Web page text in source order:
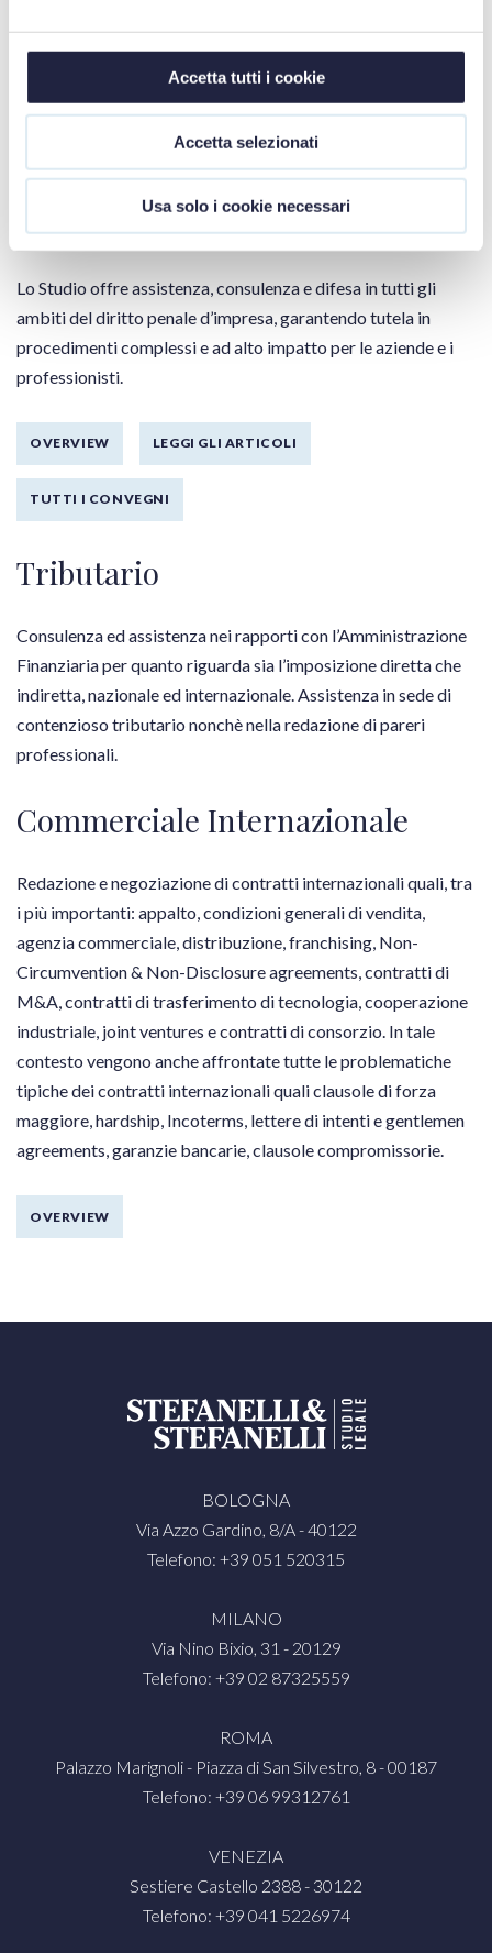
Accetta tutti i cookie
Accetta selezionati
Usa solo i cookie necessari
specifiche esigenze del settore sanitario.
Penale Commerciale
Lo Studio offre assistenza, consulenza e difesa in tutti gli
ambiti del diritto penale d’impresa, garantendo tutela in
procedimenti complessi e ad alto impatto per le aziende e i
professionisti.
OVERVIEW LEGGI GLI ARTICOLI
TUTTI I CONVEGNI
Tributario
Consulenza ed assistenza nei rapporti con l’Amministrazione
Finanziaria per quanto riguarda sia l’imposizione diretta che
indiretta, nazionale ed internazionale. Assistenza in sede di
contenzioso tributario nonchè nella redazione di pareri
professionali.
Commerciale Internazionale
Redazione e negoziazione di contratti internazionali quali, tra
i più importanti: appalto, condizioni generali di vendita,
agenzia commerciale, distribuzione, franchising, Non-
Circumvention & Non-Disclosure agreements, contratti di
M&A, contratti di trasferimento di tecnologia, cooperazione
industriale, joint ventures e contratti di consorzio. In tale
contesto vengono anche affrontate tutte le problematiche
tipiche dei contratti internazionali quali clausole di forza
maggiore, hardship, Incoterms, lettere di intenti e gentlemen
agreements, garanzie bancarie, clausole compromissorie.
OVERVIEW
BOLOGNA
Via Azzo Gardino, 8/A - 40122
Telefono: +39 051 520315
MILANO
Via Nino Bixio, 31 - 20129
Telefono: +39 02 87325559
ROMA
Palazzo Marignoli - Piazza di San Silvestro, 8 - 00187
Telefono: +39 06 99312761
VENEZIA
Sestiere Castello 2388 - 30122
Telefono: +39 041 5226974